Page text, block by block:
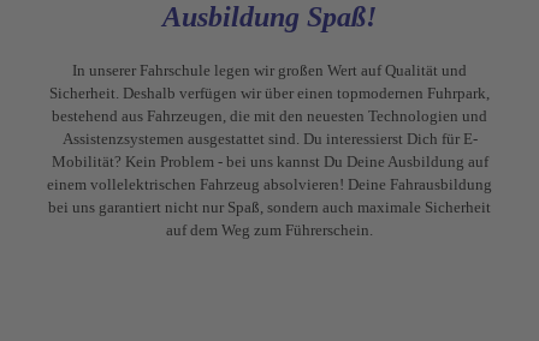
Ausbildung Spaß!
In unserer Fahrschule legen wir großen Wert auf Qualität und
Sicherheit. Deshalb verfügen wir über einen topmodernen Fuhrpark,
bestehend aus Fahrzeugen, die mit den neuesten Technologien und
Assistenzsystemen ausgestattet sind. Du interessierst Dich für E-
Mobilität? Kein Problem - bei uns kannst Du Deine Ausbildung auf
einem vollelektrischen Fahrzeug absolvieren! Deine Fahrausbildung
bei uns garantiert nicht nur Spaß, sondern auch maximale Sicherheit
auf dem Weg zum Führerschein.